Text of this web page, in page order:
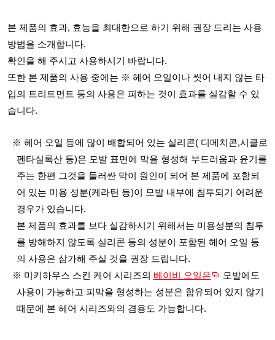
본 제품의 효과, 효능을 최대한으로 하기 위해 권장 드리는 사용
방법을 소개합니다.
확인을 해 주시고 사용하시기 바랍니다.
또한 본 제품의 사용 중에는 ※ 헤어 오일이나 씻어 내지 않는 타
입의 트리트먼트 등의 사용은 피하는 것이 효과를 실감할 수 있
습니다.
※ 헤어 오일 등에 많이 배합되어 있는 실리콘( 디메치콘,시클로
펜타실록산 등)은 모발 표면에 막을 형성해 부드러움과 윤기를
주는 한편 그것을 둘러싼 막이 원인이 되어 본 제품에 포함되
어 있는 미용 성분(케라틴 등)이 모발 내부에 침투되기 어려운
경우가 있습니다.
본 제품의 효과를 보다 실감하시기 위해서는 미용성분의 침투
를 방해하지 않도록 실리콘 등의 성분이 포함된 헤어 오일 등
의 사용은 삼가해 주실 것을 권장 드립니다.
※ 미키하우스 스킨 케어 시리즈의 베이비 오일은
모발에도
사용이 가능하고 피막을 형성하는 성분은 함유되어 있지 않기
때문에 본 헤어 시리즈와의 겸용도 가능합니다.